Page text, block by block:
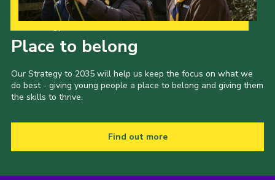
Place to belong
Our Strategy to 2035 will help us keep the focus on what we
do best - giving young people a place to belong and giving them
the skills to thrive.
Find out more